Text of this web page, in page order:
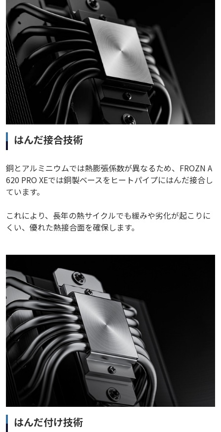
はんだ接合技術
銅とアルミニウムでは熱膨張係数が異なるため、FROZN A
620 PRO XEでは銅製ベースをヒートパイプにはんだ接合し
ています。
これにより、長年の熱サイクルでも緩みや劣化が起こりに
くい、優れた熱接合面を確保します。
はんだ付け技術